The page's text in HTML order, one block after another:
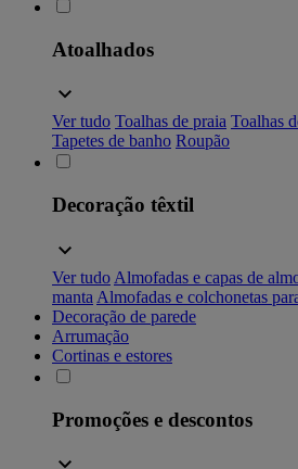
Atoalhados
Ver tudo Toalhas de praia Toalhas
Tapetes de banho Roupão
Decoração têxtil
Ver tudo Almofadas e capas de
manta Almofadas e colchonetas
Decoração de parede
Arrumação
Cortinas e estores
Promoções e descontos